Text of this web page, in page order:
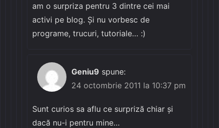
am o surpriza pentru 3 dintre cei mai
activi pe blog. Și nu vorbesc de
programe, trucuri, tutoriale… :)
Geniu9 spune:
24 octombrie 2011 la 10:37 pm
Sunt curios sa aflu ce surpriză chiar şi
dacă nu-i pentru mine…